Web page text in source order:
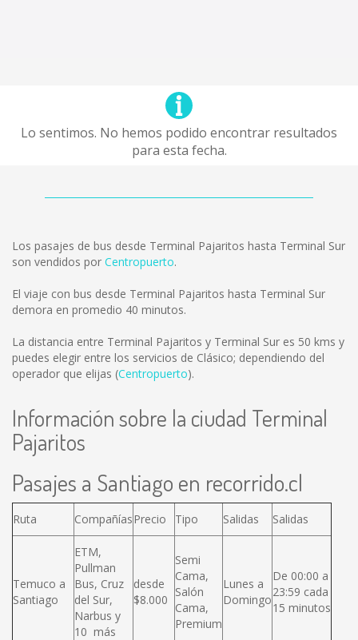
Lo sentimos. No hemos podido encontrar resultados
para esta fecha.
Los pasajes de bus desde Terminal Pajaritos hasta Terminal Sur
son vendidos por Centropuerto.
El viaje con bus desde Terminal Pajaritos hasta Terminal Sur
demora en promedio 40 minutos.
La distancia entre Terminal Pajaritos y Terminal Sur es 50 kms y
puedes elegir entre los servicios de Clásico; dependiendo del
operador que elijas (Centropuerto).
Información sobre la ciudad Terminal
Pajaritos
Pasajes a Santiago en recorrido.cl
Ruta CompañíasPrecio Tipo Salidas Salidas
Temuco a
Santiago
ETM,
Pullman
Bus, Cruz
del Sur,
Narbus y
10 más
desde
$8.000
Semi
Cama,
Salón
Cama,
Premium
Lunes a
Domingo
De 00:00 a
23:59 cada
15 minutos